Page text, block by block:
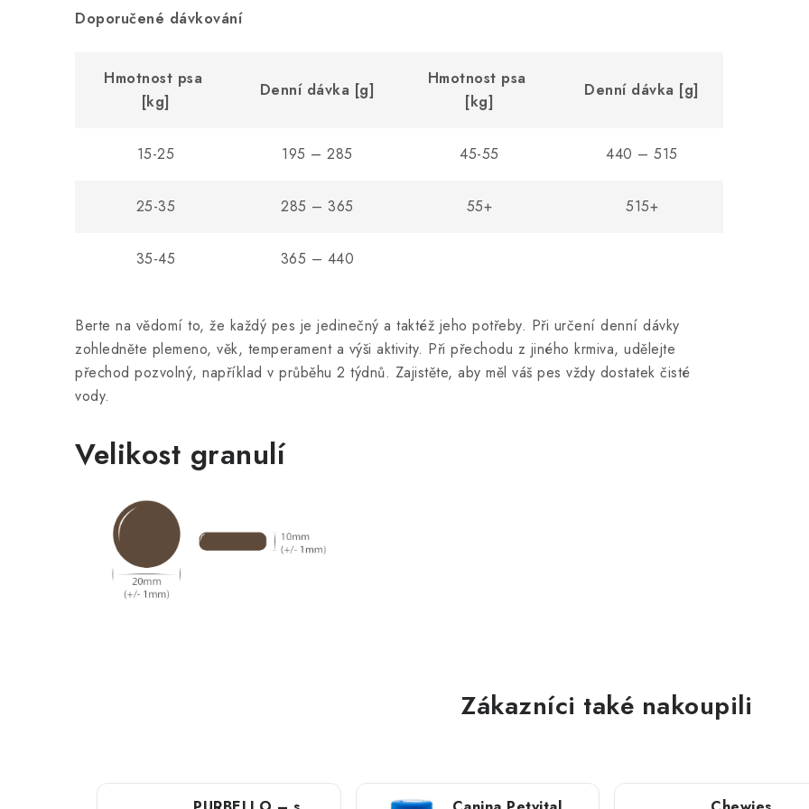
Doporučené dávkování
Hmotnost psa
[kg]
Denní dávka [g]
Hmotnost psa
[kg]
Denní dávka [g]
15-25 195 – 285 45-55 440 – 515
25-35 285 – 365 55+ 515+
35-45 365 – 440
Berte na vědomí to, že každý pes je jedinečný a taktéž jeho potřeby. Při určení denní dávky
zohledněte plemeno, věk, temperament a výši aktivity. Při přechodu z jiného krmiva, udělejte
přechod pozvolný, například v průběhu 2 týdnů. Zajistěte, aby měl váš pes vždy dostatek čisté
vody.
Velikost granulí
Zákazníci také nakoupili